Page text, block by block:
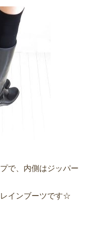
で、内側はジッパー
インブーツです☆